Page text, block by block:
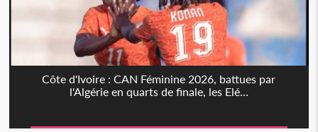
Côte d'Ivoire : CAN Féminine 2026, battues par
l'Algérie en quarts de finale, les Elé...